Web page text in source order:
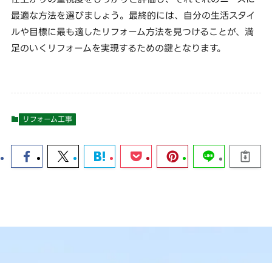
最適な方法を選びましょう。最終的には、自分の生活スタイ
ルや目標に最も適したリフォーム方法を見つけることが、満
足のいくリフォームを実現するための鍵となります。
リフォーム工事